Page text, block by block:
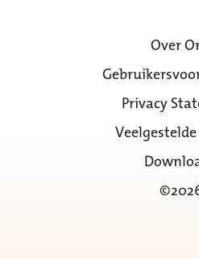
Over
Privacy